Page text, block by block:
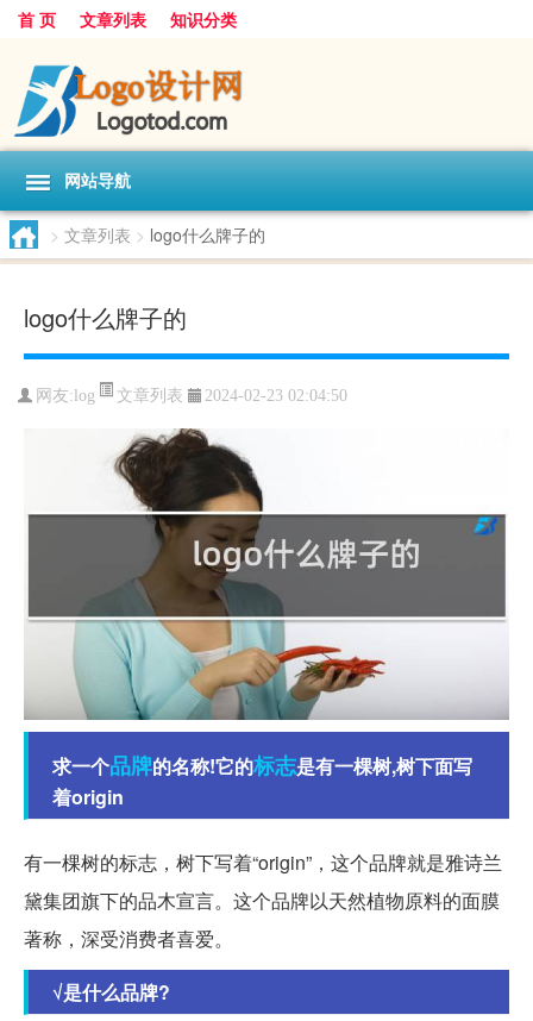
首 页 文章列表 知识分类
网站导航
> 文章列表 > logo什么牌子的
logo什么牌子的
网友: log 文章列表 2024-02-23 02:04:50
求一个品牌的名称!它的标志是有一棵树,树下面写
着origin
有一棵树的标志，树下写着“origin”，这个品牌就是雅诗兰
黛集团旗下的品木宣言。这个品牌以天然植物原料的面膜
著称，深受消费者喜爱。
√是什么品牌?